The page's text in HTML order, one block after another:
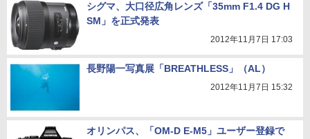
シグマ、大口径広角レンズ「35mm F1.4 DG H
SM」を正式発表
2012年11月7日 17:03
長野陽一写真展「BREATHLESS」（AL）
2012年11月7日 15:32
オリンパス、「OM-D E-M5」ユーザー登録で